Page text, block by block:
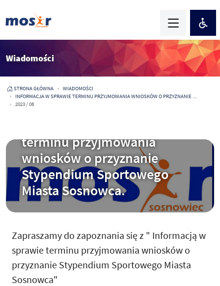
Wiadomości
STRONA GŁÓWNA
WIADOMOŚCI
INFORMACJA W SPRAWIE TERMINU PRZYJMOWANIA WNIOSKÓW O PRZYZNANIE ...
2023 / 08
terminu przyjmowania
wniosków o przyznanie
Stypendium Sportowego
Miasta Sosnowca.
Zapraszamy do zapoznania się z " Informacją w
sprawie terminu przyjmowania wniosków o
przyznanie Stypendium Sportowego Miasta
Sosnowca"